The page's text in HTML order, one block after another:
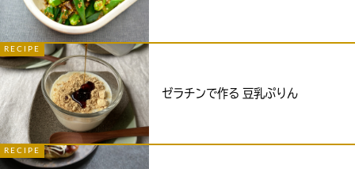
RECIPE
ゼラチンで作る 豆乳ぷりん
RECIPE